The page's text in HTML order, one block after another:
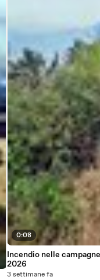
0:08
Incendio nelle
2026
3 settimane fa